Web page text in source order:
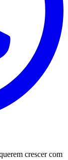
crescer com